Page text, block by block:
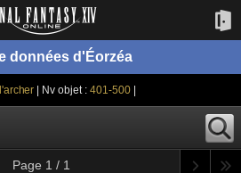
données d'Éorzéa
| Nv objet :401-500
Page 1 / 1